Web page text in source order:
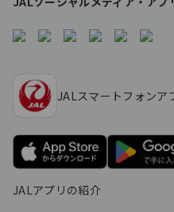
JALスマートフォンア
JALアプリの紹介